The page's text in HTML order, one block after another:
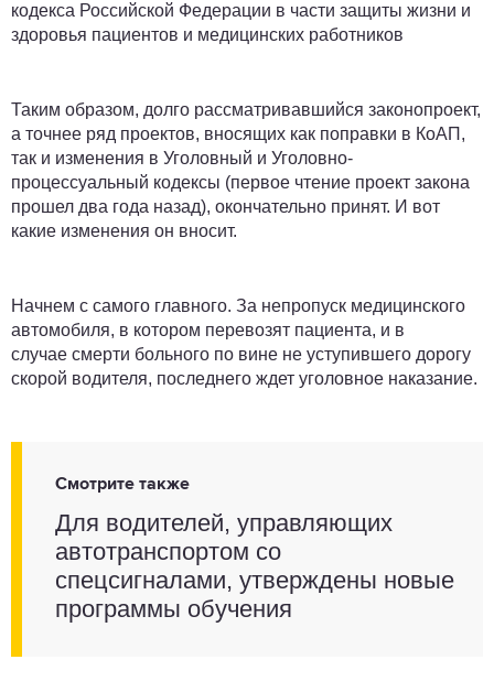
кодекса Российской Федерации в части защиты жизни и
здоровья пациентов и медицинских работников
Таким образом, долго рассматривавшийся законопроект,
а точнее ряд проектов, вносящих как поправки в КоАП,
так и изменения в Уголовный и Уголовно-
процессуальный кодексы (первое чтение проект закона
прошел два года назад), окончательно принят. И вот
какие изменения он вносит.
Начнем с самого главного. За непропуск медицинского
автомобиля, в котором перевозят пациента, и в
случае смерти больного по вине не уступившего дорогу
скорой водителя, последнего ждет уголовное наказание.
Смотрите также
Для водителей, управляющих
автотранспортом со
спецсигналами, утверждены новые
программы обучения